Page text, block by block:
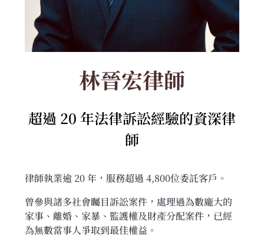
林晉宏律師
超過 20 年法律訴訟經驗的資深律
師
律師執業逾 20 年，服務超過 4,800位委託客戶。
曾參與諸多社會矚目訴訟案件，處理過為數龐大的
家事、離婚、家暴、監護權及財產分配案件，已經
為無數當事人爭取到最佳權益。